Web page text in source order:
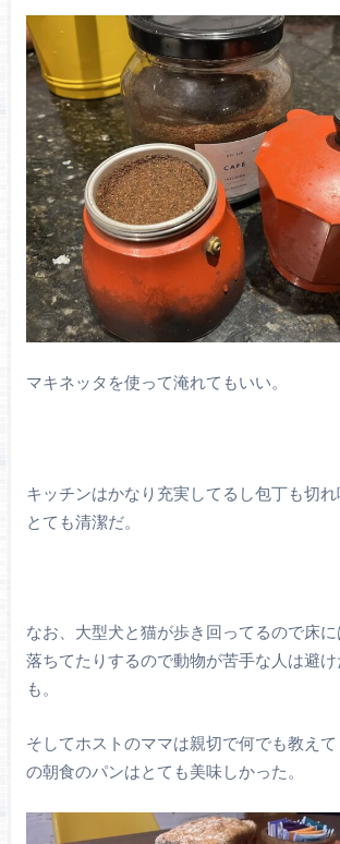
マキネッタを使って淹れてもいい。
キッチンはかなり充実してるし包丁も切れ
とても清潔だ。
なお、大型犬と猫が歩き回ってるので床
落ちてたりするので動物が苦手な人は避
も。
そしてホストのママは親切で何でも教え
の朝食のパンはとても美味しかった。